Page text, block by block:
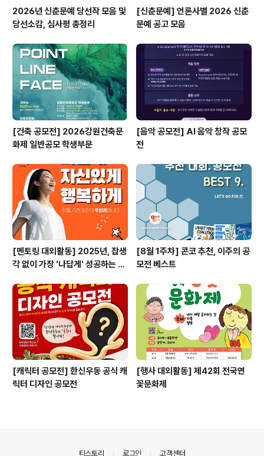
2026년 신춘문예 당선작 모음 및
당선소감, 심사평 총정리
[신춘문예] 언론사별 2026 신춘
문예 공고 모음
[건축 공모전] 2026강원건축문
화제 일반공모 학생부문
[음악 공모전] AI 음악 창작 공모
전
[멘토링 대외활동] 2025년, 잡생
각 없이 가장 '나답게' 성공하는 법
[8월 1주차] 콘코 추천, 이주의 공
모전 베스트
[캐릭터 공모전] 한신우동 공식 캐
릭터 디자인 공모전
[행사 대외활동] 제42회 전국연
꽃문화제
티스토리 로그인 고객센터